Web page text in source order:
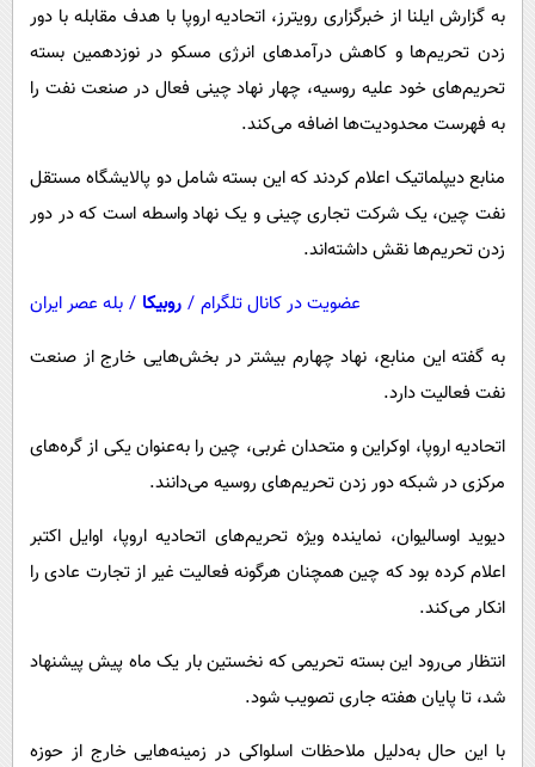
حوادث
محیط زیست
بین الملل
دانلود
به گزارش ایلنا از خبرگزاری رویترز، اتحادیه اروپا با هدف مقابله با دور
زدن تحریم‌ها و کاهش درآمدهای انرژی مسکو در نوزدهمین بسته
تحریم‌های خود علیه روسیه، چهار نهاد چینی فعال در صنعت نفت را
به فهرست محدودیت‌ها اضافه می‌کند.
منابع دیپلماتیک اعلام کردند که این بسته شامل دو پالایشگاه مستقل
نفت چین، یک شرکت تجاری چینی و یک نهاد واسطه است که در دور
زدن تحریم‌ها نقش داشته‌اند.
عضویت در کانال تلگرام / روبیکا / بله عصر ایران
به گفته این منابع، نهاد چهارم بیشتر در بخش‌هایی خارج از صنعت
نفت فعالیت دارد.
اتحادیه اروپا، اوکراین و متحدان غربی، چین را به‌عنوان یکی از گره‌های
مرکزی در شبکه دور زدن تحریم‌های روسیه می‌دانند.
دیوید اوسالیوان، نماینده ویژه تحریم‌های اتحادیه اروپا، اوایل اکتبر
اعلام کرده بود که چین همچنان هرگونه فعالیت غیر از تجارت عادی را
انکار می‌کند.
انتظار می‌رود این بسته تحریمی که نخستین‌ بار یک ماه پیش پیشنهاد
شد، تا پایان هفته جاری تصویب شود.
با این حال به‌دلیل ملاحظات اسلواکی در زمینه‌هایی خارج از حوزه